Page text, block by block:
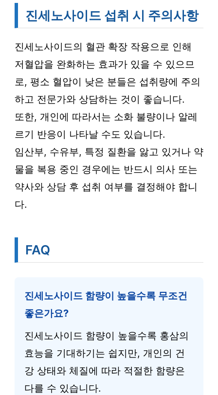
진세노사이드 섭취 시 주의사항
진세노사이드의 혈관 확장 작용으로 인해
저혈압을 완화하는 효과가 있을 수 있으므
로, 평소 혈압이 낮은 분들은 섭취량에 주의
하고 전문가와 상담하는 것이 좋습니다.
또한, 개인에 따라서는 소화 불량이나 알레
르기 반응이 나타날 수도 있습니다.
임산부, 수유부, 특정 질환을 앓고 있거나 약
물을 복용 중인 경우에는 반드시 의사 또는
약사와 상담 후 섭취 여부를 결정해야 합니
다.
FAQ
진세노사이드 함량이 높을수록 무조건
좋은가요?
진세노사이드 함량이 높을수록 홍삼의
효능을 기대하기는 쉽지만, 개인의 건
강 상태와 체질에 따라 적절한 함량은
다를 수 있습니다.